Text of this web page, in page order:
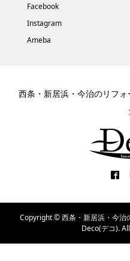
Facebook
Instagram
Ameba
西条・新居浜・今治のリフ
Copyright ©西条・新居浜・今治
Deco(デコ).